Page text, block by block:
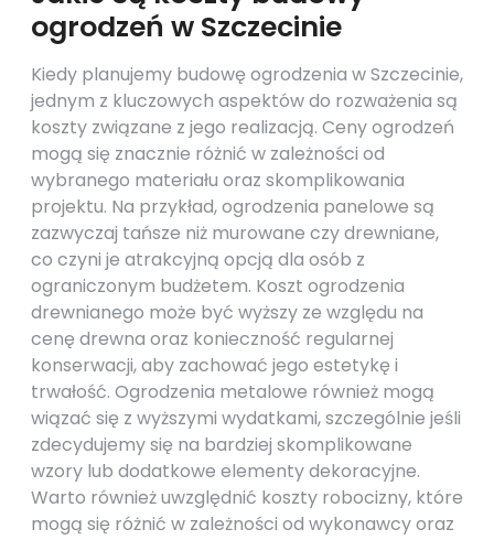
ogrodzeń w Szczecinie
Kiedy planujemy budowę ogrodzenia w Szczecinie,
jednym z kluczowych aspektów do rozważenia są
koszty związane z jego realizacją. Ceny ogrodzeń
mogą się znacznie różnić w zależności od
wybranego materiału oraz skomplikowania
projektu. Na przykład, ogrodzenia panelowe są
zazwyczaj tańsze niż murowane czy drewniane,
co czyni je atrakcyjną opcją dla osób z
ograniczonym budżetem. Koszt ogrodzenia
drewnianego może być wyższy ze względu na
cenę drewna oraz konieczność regularnej
konserwacji, aby zachować jego estetykę i
trwałość. Ogrodzenia metalowe również mogą
wiązać się z wyższymi wydatkami, szczególnie jeśli
zdecydujemy się na bardziej skomplikowane
wzory lub dodatkowe elementy dekoracyjne.
Warto również uwzględnić koszty robocizny, które
mogą się różnić w zależności od wykonawcy oraz